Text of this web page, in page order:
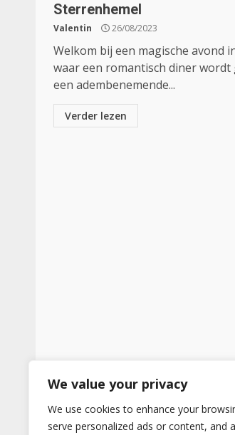
We value your privacy
We use cookies to enhance your
serve personalized ads or content, and
Sterrenhemel
Valentin 26/08/2023
Welkom bij een magische avond
waar een romantisch diner wordt
een adembenemende...
Verder lezen